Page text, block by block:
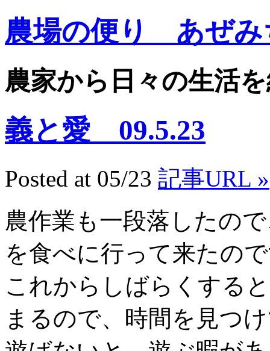
農場の便り あぜみ
農家から日々の生活
義と愛 09.5.23
Posted at 05/23 記事URL »
農作業も一段落したの
を食べに行って来たの
これからしばらくする
まるので、時間を見つ